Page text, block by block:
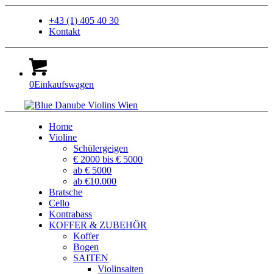
+43 (1) 405 40 30
Kontakt
0Einkaufswagen
Home
Violine
Schülergeigen
€ 2000 bis € 5000
ab € 5000
ab €10.000
Bratsche
Cello
Kontrabass
KOFFER & ZUBEHÖR
Koffer
Bogen
SAITEN
Violinsaiten